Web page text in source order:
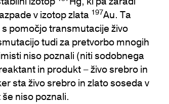
v izotop zlata 197Au. Ta
pomočjo transmutacije živo
tudi za pretvorbo mnogih
niso poznali (niti sodobnega
in produkt – živo srebro in
sta živo srebro in zlato soseda v
niso poznali.